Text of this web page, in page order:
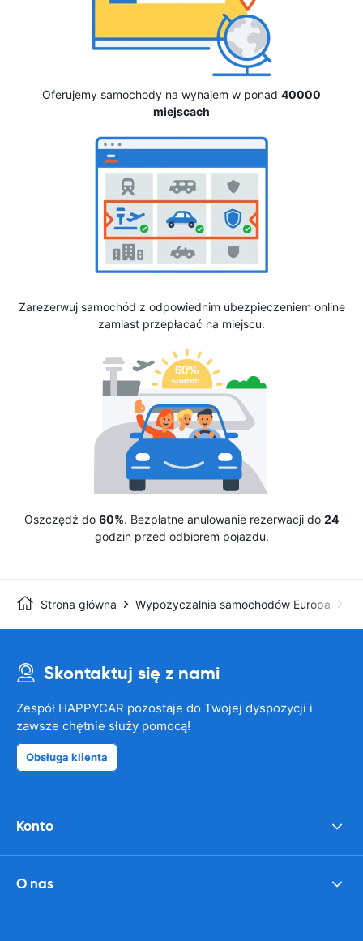
Oferujemy samochody na wynajem w ponad 40000
miejscach
Zarezerwuj samochód z odpowiednim ubezpieczeniem online
zamiast przepłacać na miejscu.
Oszczędź do 60%. Bezpłatne anulowanie rezerwacji do 24
godzin przed odbiorem pojazdu.
Strona główna Wypożyczalnia samochodów Europa
Skontaktuj się z nami
Zespół HAPPYCAR pozostaje do Twojej dyspozycji i
zawsze chętnie służy pomocą!
Obsługa klienta
Konto
O nas